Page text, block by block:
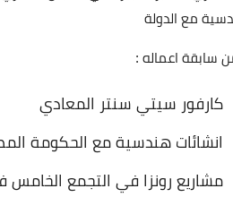
مع الدولة
سابقة اعماله :
كارفور سيتي سنتر المعادي
انشائات هندسية مع الحكومة المصرية
مشاريع رونزا في التجمع